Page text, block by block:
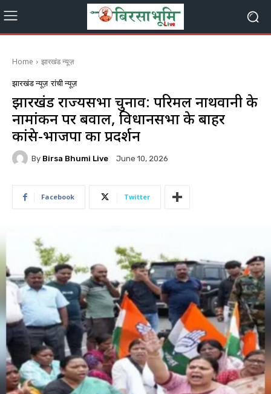
Home झारखंड न्यूज़
झारखंड न्यूज़ रांची न्यूज़
झारखंड राज्यसभा चुनाव: परिमल नाथवानी के
नामांकन पर बवाल, विधानसभा के बाहर
कांग्रेस-भाजपा का प्रदर्शन
By Birsa Bhumi Live June 10, 2026
Facebook Twitter